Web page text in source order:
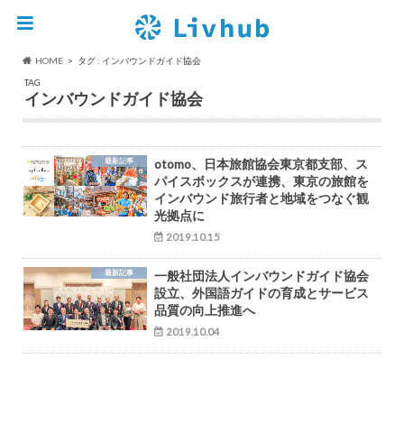
HOME
タグ : インバウンドガイド協会
TAG
インバウンドガイド協会
最新記事
otomo、日本旅館協会東京都支部、ス
パイスボックスが連携、東京の旅館を
インバウンド旅行者と地域をつなぐ観
光拠点に
2019.10.15
最新記事
一般社団法人インバウンドガイド協会
設立、外国語ガイドの育成とサービス
品質の向上推進へ
2019.10.04